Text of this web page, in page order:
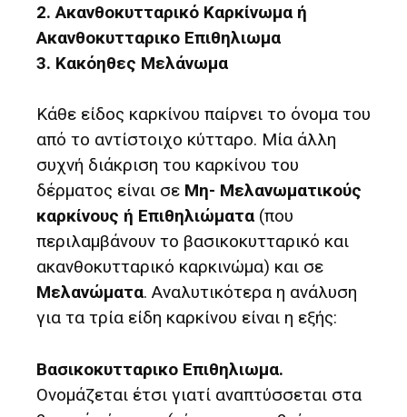
2. Ακανθοκυτταρικό Καρκίνωμα ή
Ακανθοκυτταρικο Επιθηλιωμα
3. Κακόηθες Μελάνωμα
Κάθε είδος καρκίνου παίρνει το όνομα του
από το αντίστοιχο κύτταρο. Μία άλλη
συχνή διάκριση του καρκίνου του
δέρματος είναι σε Μη- Μελανωματικούς
καρκίνους ή Επιθηλιώματα (που
περιλαμβάνουν το βασικοκυτταρικό και
ακανθοκυτταρικό καρκινώμα) και σε
Μελανώματα. Αναλυτικότερα η ανάλυση
για τα τρία είδη καρκίνου είναι η εξής:
Βασικοκυτταρικο Επιθηλιωμα.
Ονομάζεται έτσι γιατί αναπτύσσεται στα